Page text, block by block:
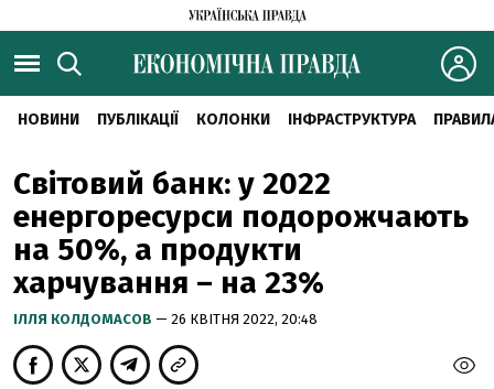
НОВИНИ ПУБЛІКАЦІЇ КОЛОНКИ ІНФРАСТРУКТУРА
Світовий банк: у 2022
енергоресурси подорожчають
на 50%, а продукти
харчування – на 23%
ІЛЛЯ КОЛДОМАСОВ — 26 КВІТНЯ 2022, 20:48